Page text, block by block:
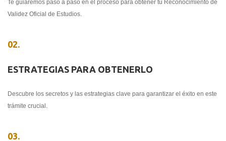
Te guiaremos paso a paso en el proceso para obtener tu Reconocimiento de
Validez Oficial de Estudios.
02.
ESTRATEGIAS PARA OBTENERLO
Descubre los secretos y las estrategias clave para garantizar el éxito en este
trámite crucial.
03.